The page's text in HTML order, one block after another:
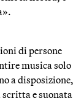
di persone
musica solo
a disposizione,
e suonata